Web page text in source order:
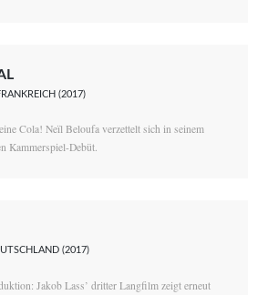
(2017)
Cola! Neïl Beloufa verzettelt sich in seinem
Kammerspiel-Debüt.
(2017)
Jakob Lass’ dritter Langfilm zeigt erneut